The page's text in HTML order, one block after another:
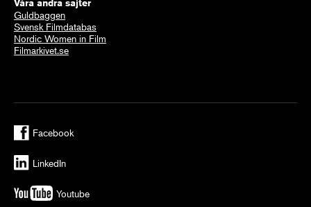
Våra andra sajter
Guldbaggen
Svensk Filmdatabas
Nordic Women in Film
Filmarkivet.se
Facebook
LinkedIn
Youtube